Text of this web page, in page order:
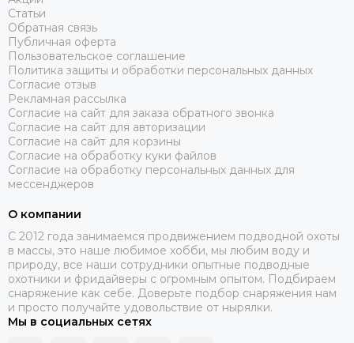
Статьи
Обратная связь
Публичная оферта
Пользовательское соглашение
Политика защиты и обработки персональных данных
Согласие отзыв
Рекламная рассылка
Согласие на сайт для заказа обратного звонка
Согласие на сайт для авторизации
Согласие на сайт для корзины
Согласие на обработку куки файлов
Согласие на обработку персональных данных для
мессенджеров
О компании
C 2012 года занимаемся продвижением подводной охоты
в массы, это наше любимое хобби, мы любим воду и
природу, все наши сотрудники опытные подводные
охотники и фридайверы с огромным опытом. Подбираем
снаряжение как себе. Доверьте подбор снаряжения нам
и просто получайте удовольствие от нырялки.
Мы в социальных сетях